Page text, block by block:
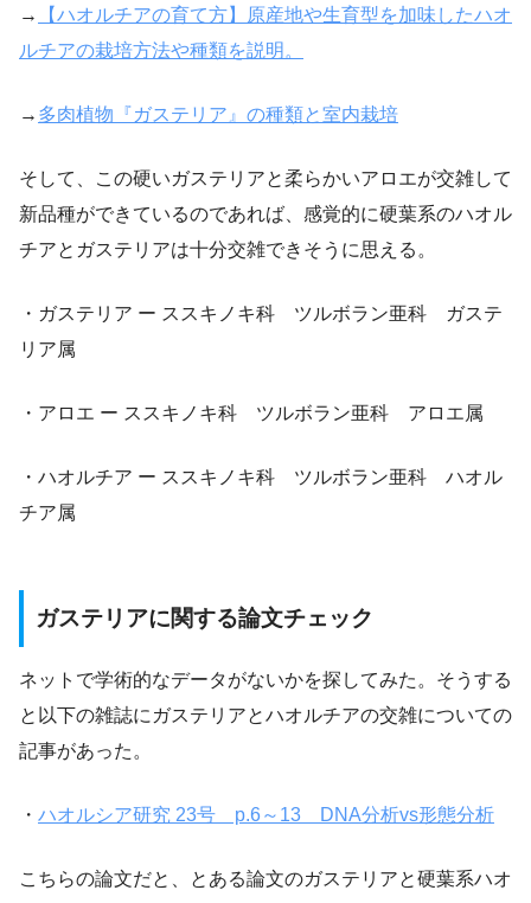
→
【ハオルチアの育て方】原産地や生育型を加味したハオ
ルチアの栽培方法や種類を説明。
→ 多肉植物『ガステリア』の種類と室内栽培
そして、この硬いガステリアと柔らかいアロエが交雑して
新品種ができているのであれば、感覚的に硬葉系のハオル
チアとガステリアは十分交雑できそうに思える。
・ガステリア ー ススキノキ科 ツルボラン亜科 ガステ
リア属
・アロエ ー ススキノキ科 ツルボラン亜科 アロエ属
・ハオルチア ー ススキノキ科 ツルボラン亜科 ハオル
チア属
ガステリアに関する論文チェック
ネットで学術的なデータがないかを探してみた。そうする
と以下の雑誌にガステリアとハオルチアの交雑についての
記事があった。
・ ハオルシア研究 23号 p.6～13 DNA分析vs形態分析
こちらの論文だと、とある論文のガステリアと硬葉系ハオ